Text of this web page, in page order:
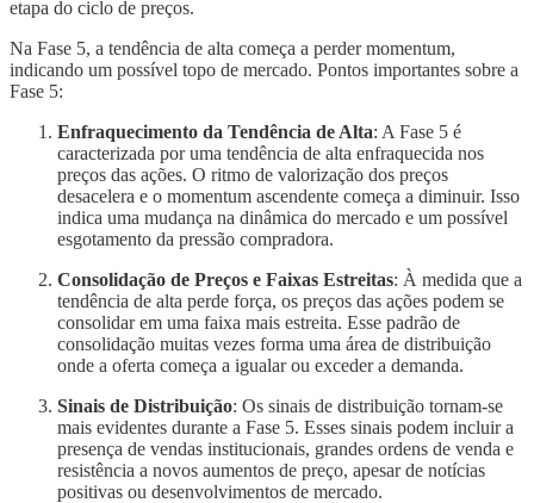
etapa do ciclo de preços.
Na Fase 5, a tendência de alta começa a perder momentum,
indicando um possível topo de mercado. Pontos importantes sobre a
Fase 5:
Enfraquecimento da Tendência de Alta: A Fase 5 é
caracterizada por uma tendência de alta enfraquecida nos
preços das ações. O ritmo de valorização dos preços
desacelera e o momentum ascendente começa a diminuir. Isso
indica uma mudança na dinâmica do mercado e um possível
esgotamento da pressão compradora.
Consolidação de Preços e Faixas Estreitas: À medida que a
tendência de alta perde força, os preços das ações podem se
consolidar em uma faixa mais estreita. Esse padrão de
consolidação muitas vezes forma uma área de distribuição
onde a oferta começa a igualar ou exceder a demanda.
Sinais de Distribuição: Os sinais de distribuição tornam-se
mais evidentes durante a Fase 5. Esses sinais podem incluir a
presença de vendas institucionais, grandes ordens de venda e
resistência a novos aumentos de preço, apesar de notícias
positivas ou desenvolvimentos de mercado.